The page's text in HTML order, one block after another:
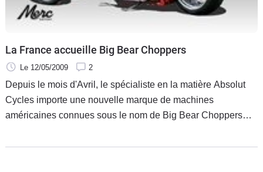
La France accueille Big Bear Choppers
Le 12/05/2009 2
Depuis le mois d'Avril, le spécialiste en la matière Absolut
Cycles importe une nouvelle marque de machines
américaines connues sous le nom de Big Bear Choppers…
la Californie, cette marque de custom fait aujourd'hui office